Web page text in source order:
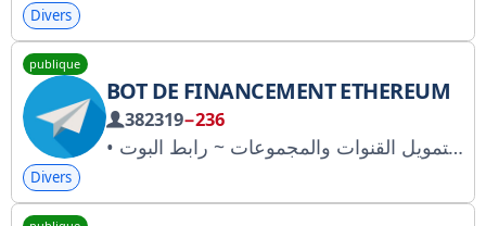
Divers
publique
BOT DE FINANCEMENT ETHEREUM
382319−236
• اهلأ بك عزيزي في بوت تمويل الاثير . •البوت مخصص لتمويل القنوات والمجموعات ~ رابط البوت : http://t.me/YYTOBTbot . —— • المطور الرسمي : @aiiaa
Divers